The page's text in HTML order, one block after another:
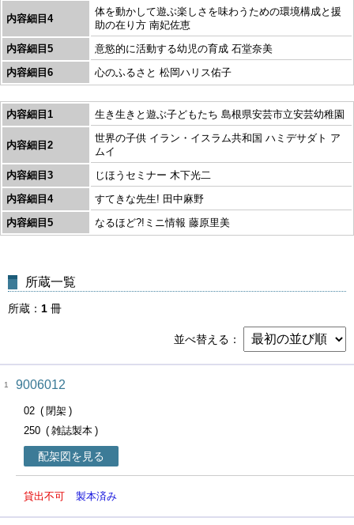
内容細目4
体を動かして遊ぶ楽しさを味わうための環境構成と援
助の在り方 南妃佐恵
内容細目5
意慾的に活動する幼児の育成 石堂奈美
内容細目6
心のふるさと 松岡ハリス佑子
内容細目1 生き生きと遊ぶ子どもたち 島根県安芸市立安芸幼稚園
内容細目2
世界の子供 イラン・イスラム共和国 ハミデサダト ア
ムイ
内容細目3
じほうセミナー 木下光二
内容細目4
すてきな先生! 田中麻野
内容細目5
なるほど?!ミニ情報 藤原里美
所蔵一覧
所蔵 1 冊
並べ替える
1 9006012
02
閉架
250
雑誌製本
配架図を見る
貸出不可 製本済み